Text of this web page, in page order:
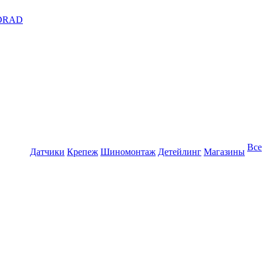
Датчики Крепеж Шиномонтаж Детейлинг Магазины Все